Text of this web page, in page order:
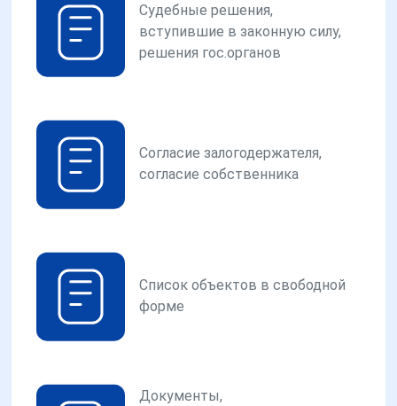
Судебные решения,
вступившие в законную силу,
решения гос.органов
Согласие залогодержателя,
согласие собственника
Список объектов в свободной
форме
Документы,